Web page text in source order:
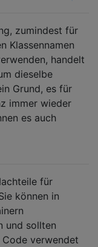
zumindest für
Klassennamen
handelt
dieselbe
Grund, es für
immer wieder
es auch
für
können in
und sollten
verwendet